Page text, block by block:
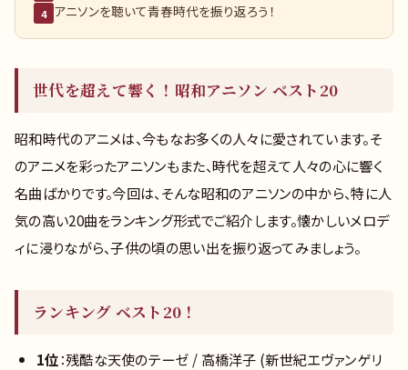
4 アニソンを聴いて青春時代を振り返ろう！
世代を超えて響く！昭和アニソン ベスト20
昭和時代のアニメは、今もなお多くの人々に愛されています。そ
のアニメを彩ったアニソンもまた、時代を超えて人々の心に響く
名曲ばかりです。今回は、そんな昭和のアニソンの中から、特に人
気の高い20曲をランキング形式でご紹介します。懐かしいメロデ
ィに浸りながら、子供の頃の思い出を振り返ってみましょう。
ランキング ベスト20！
1位：残酷な天使のテーゼ / 高橋洋子 (新世紀エヴァンゲリ